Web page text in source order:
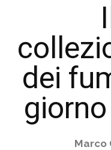
Il
dei
giorno
Marco